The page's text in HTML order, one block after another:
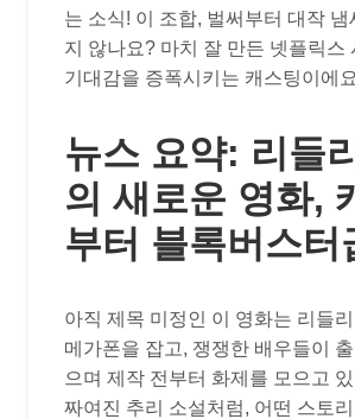
는 소식! 이 조합, 벌써부터 대작
지 않나요? 마치 잘 만든 넷플릭스
기대감을 증폭시키는 캐스팅이에
뉴스 요약: 리들
의 새로운 영화,
부터 블록버스터
아직 제목 미정인 이 영화는 리들리
메가폰을 잡고, 쟁쟁한 배우들이 출
으며 제작 전부터 화제를 모으고
짜여진 추리 소설처럼, 어떤 스토리